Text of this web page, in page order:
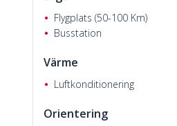
Flygplats (50-100 Km)
Busstation
Värme
Luftkonditionering
Orientering